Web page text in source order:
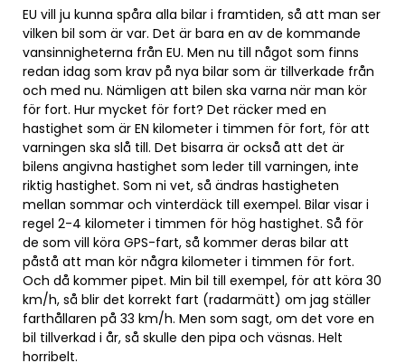
EU vill ju kunna spåra alla bilar i framtiden, så att man ser
vilken bil som är var. Det är bara en av de kommande
vansinnigheterna från EU. Men nu till något som finns
redan idag som krav på nya bilar som är tillverkade från
och med nu. Nämligen att bilen ska varna när man kör
för fort. Hur mycket för fort? Det räcker med en
hastighet som är EN kilometer i timmen för fort, för att
varningen ska slå till. Det bisarra är också att det är
bilens angivna hastighet som leder till varningen, inte
riktig hastighet. Som ni vet, så ändras hastigheten
mellan sommar och vinterdäck till exempel. Bilar visar i
regel 2-4 kilometer i timmen för hög hastighet. Så för
de som vill köra GPS-fart, så kommer deras bilar att
påstå att man kör några kilometer i timmen för fort.
Och då kommer pipet. Min bil till exempel, för att köra 30
km/h, så blir det korrekt fart (radarmätt) om jag ställer
farthållaren på 33 km/h. Men som sagt, om det vore en
bil tillverkad i år, så skulle den pipa och väsnas. Helt
horribelt.